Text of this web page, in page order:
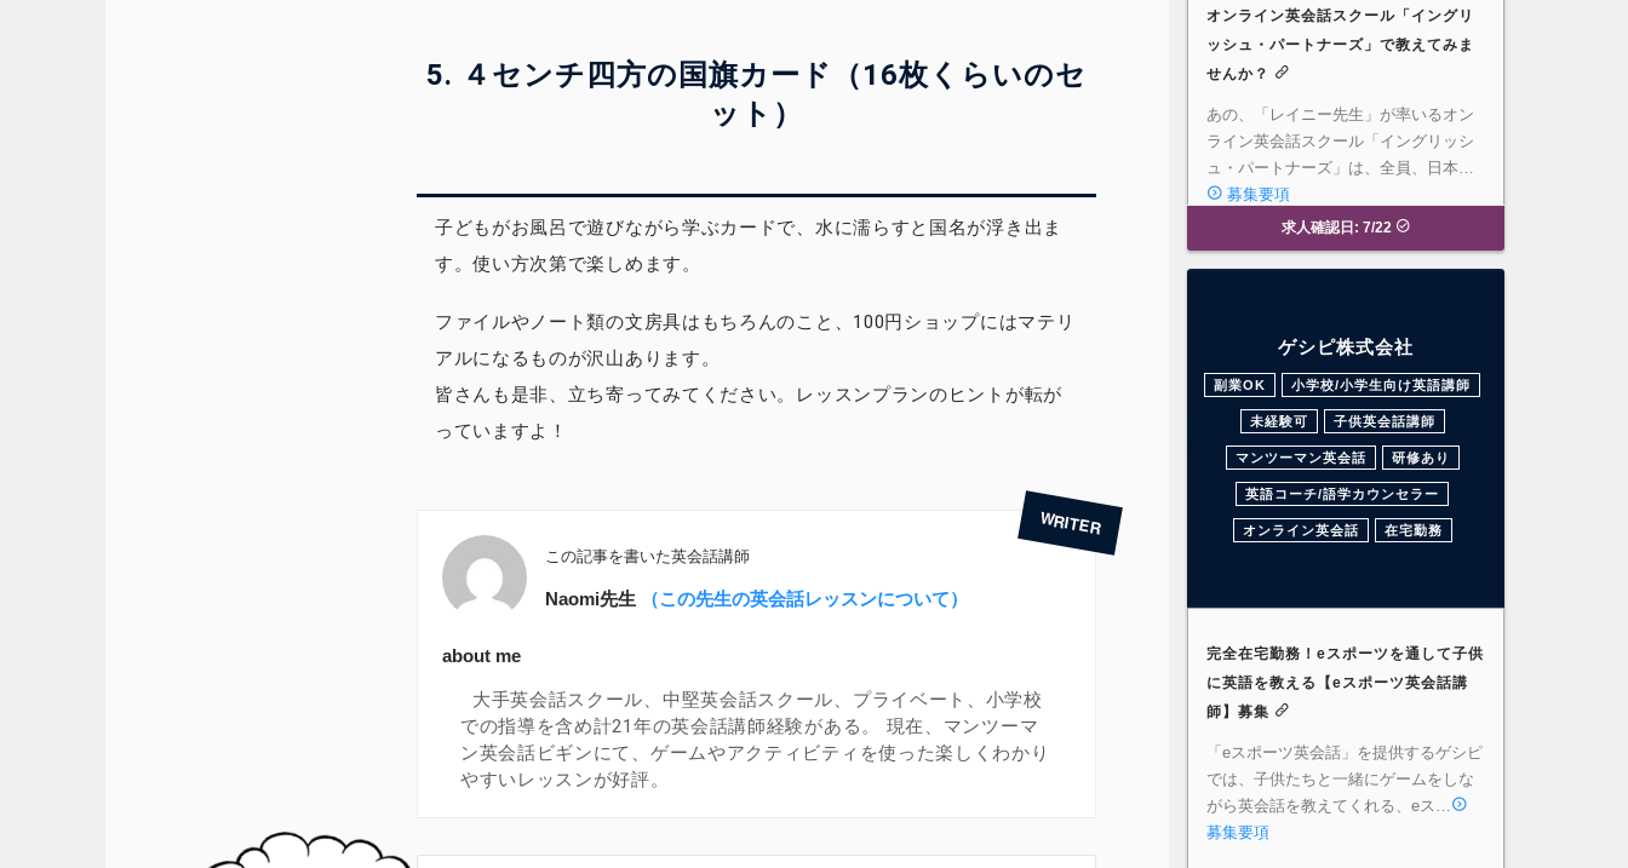
5. ４センチ四方の国旗カード（16枚くらいのセ
ット）
子どもがお風呂で遊びながら学ぶカードで、水に濡らすと国名が浮き出ま
す。使い方次第で楽しめます。
ファイルやノート類の文房具はもちろんのこと、100円ショップにはマテリ
アルになるものが沢山あります。
皆さんも是非、立ち寄ってみてください。レッスンプランのヒントが転が
っていますよ！
この記事を書いた英会話講師
Naomi先生 （この先生の英会話レッスンについて）
about me
大手英会話スクール、中堅英会話スクール、プライベート、小学校
での指導を含め計21年の英会話講師経験がある。 現在、マンツーマ
ン英会話ビギンにて、ゲームやアクティビティを使った楽しくわかり
やすいレッスンが好評。
オンライン英会話スクール「イングリ
ッシュ・パートナーズ」で教えてみま
せんか？
あの、「レイニー先生」が率いるオン
ライン英会話スクール「イングリッシ
ュ・パートナーズ」は、全員、日本…
募集要項
求人確認日: 7/22
ゲシピ株式会社
副業OK 小学校/小学生向け英語講師
未経験可 子供英会話講師
マンツーマン英会話 研修あり
英語コーチ/語学カウンセラー
オンライン英会話 在宅勤務
完全在宅勤務！eスポーツを通して子供
に英語を教える【eスポーツ英会話講
師】募集
「eスポーツ英会話」を提供するゲシピ
では、子供たちと一緒にゲームをしな
がら英会話を教えてくれる、eス…
募集要項